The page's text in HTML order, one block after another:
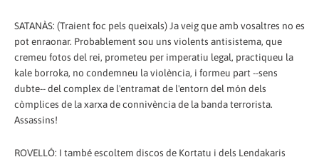
SATANÀS: (Traient foc pels queixals) Ja veig que amb vosaltres no es
pot enraonar. Probablement sou uns violents antisistema, que
cremeu fotos del rei, prometeu per imperatiu legal, practiqueu la
kale borroka, no condemneu la violència, i formeu part --sens
dubte-- del complex de l'entramat de l'entorn del món dels
còmplices de la xarxa de connivència de la banda terrorista.
Assassins!
ROVELLÓ: I també escoltem discos de Kortatu i dels Lendakaris